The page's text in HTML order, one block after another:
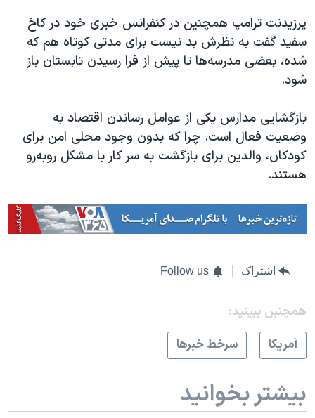
همایش محافظه‌کاران آمریکا «سی‌پک»
صفحه‌های ویژه
پرزیدنت ترامپ همچنین در کنفرانس خبری خود در کاخ
سفید گفت به نظرش بد نیست برای مدتی کوتاه هم که
شده، بعضی مدرسه‌ها تا پیش از فرا رسیدن تابستان باز
شود.
بازگشایی مدارس یکی از عوامل رساندن اقتصاد به
وضعیت فعال است. چرا که بدون وجود محلی امن برای
کودکان، والدین برای بازگشت به سر کار با مشکل رو‌به‌رو
هستند.
اشتراک Follow us
همچنبن ببینید:
آمريکا
سرخط خبرها
بیشتر بخوانید